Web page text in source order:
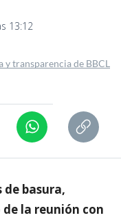
13:12
y transparencia de BBCL
de basura,
la reunión con